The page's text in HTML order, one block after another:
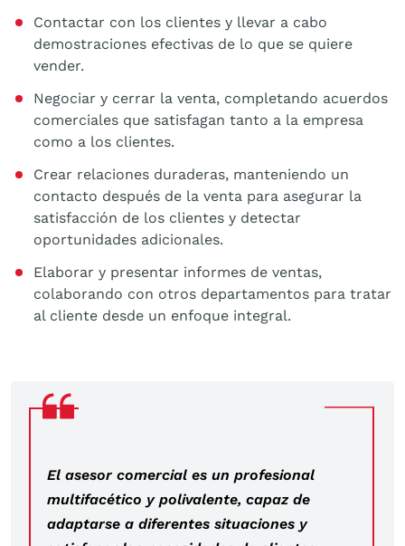
Contactar con los clientes y llevar a cabo
demostraciones efectivas de lo que se quiere
vender.
Negociar y cerrar la venta, completando acuerdos
comerciales que satisfagan tanto a la empresa
como a los clientes.
Crear relaciones duraderas, manteniendo un
contacto después de la venta para asegurar la
satisfacción de los clientes y detectar
oportunidades adicionales.
Elaborar y presentar informes de ventas,
colaborando con otros departamentos para tratar
al cliente desde un enfoque integral.
El asesor comercial es un profesional
multifacético y polivalente, capaz de
adaptarse a diferentes situaciones y